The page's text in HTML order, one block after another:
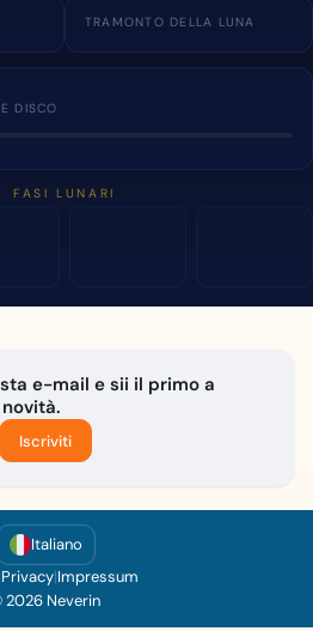
TRAMONTO DELLA LUNA
DISCO
FASI LUNARI
e-mail e sii il primo a
Iscriviti
Italiano
Privacy|Impressum
2026 Neverin